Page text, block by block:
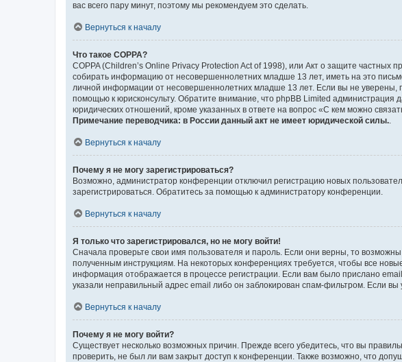
вас всего пару минут, поэтому мы рекомендуем это сделать.
Вернуться к началу
Что такое COPPA?
COPPA (Children’s Online Privacy Protection Act of 1998), или Акт о защите
собирать информацию от несовершеннолетних младше 13 лет, иметь на это
личной информации от несовершеннолетних младше 13 лет. Если вы не уверены,
помощью к юрисконсульту. Обратите внимание, что phpBB Limited
юридических отношений, кроме указанных в ответе на вопрос «С кем можно
Примечание переводчика: в России данный акт не имеет юридической силы..
Вернуться к началу
Почему я не могу зарегистрироваться?
Возможно, администратор конференции отключил регистрацию новых
зарегистрироваться. Обратитесь за помощью к администратору конференции.
Вернуться к началу
Я только что зарегистрировался, но не могу войти!
Сначала проверьте свои имя пользователя и пароль. Если они верны, то
полученным инструкциям. На некоторых конференциях требуется, чтобы все
информация отображается в процессе регистрации. Если вам было прислано
указали неправильный адрес email либо он заблокирован спам-фильтром. Если
Вернуться к началу
Почему я не могу войти?
Существует несколько возможных причин. Прежде всего убедитесь, что вы
проверить, не был ли вам закрыт доступ к конференции. Также возможно, что